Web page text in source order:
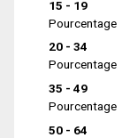
15 - 19
Pourcentage
20 - 34
Pourcentage
35 - 49
Pourcentage
50 - 64